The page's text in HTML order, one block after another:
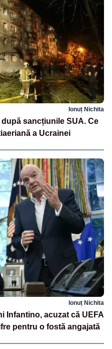
Ionuț Nichita
sancțiunile SUA. Ce
a Ucrainei
Ionuț Nichita
Infantino, acuzat că UEFA
pentru o fostă angajată